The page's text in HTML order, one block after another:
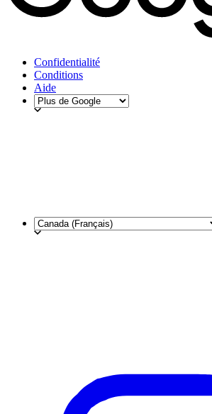
Confidentialité
Conditions
Aide